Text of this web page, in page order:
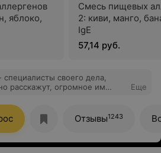
яблоко,
Смесь пищевых
2: киви, манго,
IgE
57,14 руб.
специалисты своего дела,
расскажут, огромное им
Еще
Отзывы1243